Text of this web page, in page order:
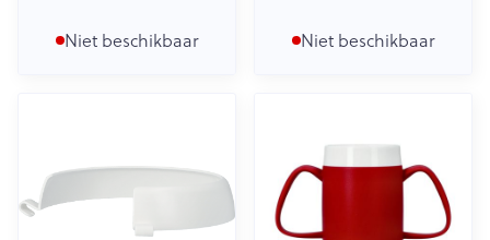
Niet beschikbaar Niet beschikbaar